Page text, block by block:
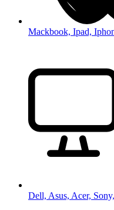
Mackbook, Ipad,
Dell, Asus, Acer,